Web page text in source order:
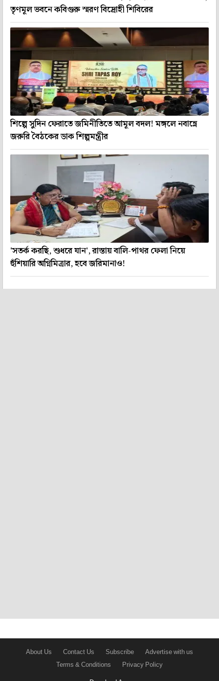
তৃণমূল ভবনে কবিগুরু স্মরণ বিদ্রোহী শিবিরের
শিল্পে সুদিন ফেরাতে জমিনীতিতে আমূল বদল! মঙ্গলে নবান্নে
জরুরি বৈঠকের ডাক শিল্পমন্ত্রীর
'সতর্ক করছি, শুধরে যান', রাস্তায় বালি-পাথর ফেলা নিয়ে
হুঁশিয়ারি অগ্নিমিত্রার, হবে জরিমানাও!
About Us Contact Us Subscribe
Advertise with us
Terms & Conditions
Privacy Policy